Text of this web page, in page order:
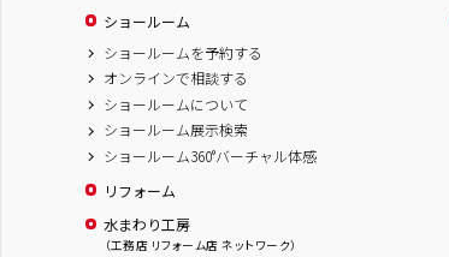
ショールーム
ショールームを予約する
オンラインで相談する
ショールームについて
ショールーム展示検索
ショールーム360°バーチャル体感
リフォーム
水まわり工房
（工務店 リフォーム店 ネットワーク）